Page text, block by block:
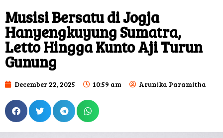
Musisi Bersatu di Jogja
Hanyengkuyung Sumatra,
Letto Hingga Kunto Aji Turun
Gunung
December 22, 2025 10:59 am Arunika Paramitha